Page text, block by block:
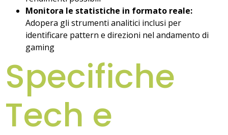
Monitora le statistiche in formato reale:
Adopera gli strumenti analitici inclusi per
identificare pattern e direzioni nel andamento di
gaming
Specifiche
Tech e